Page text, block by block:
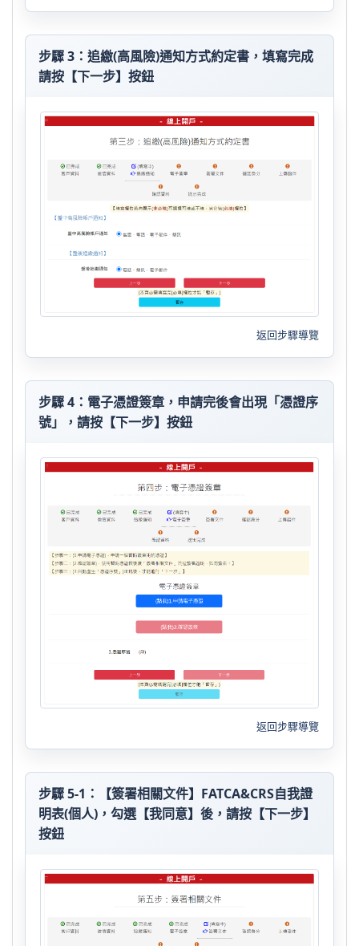
步驟 3：追繳(高風險)通知方式約定書，填寫完成
請按【下一步】按鈕
返回步驟導覽
步驟 4：電子憑證簽章，申請完後會出現「憑證序
號」，請按【下一步】按鈕
返回步驟導覽
步驟 5-1：【簽署相關文件】FATCA&CRS自我證
明表(個人)，勾選【我同意】後，請按【下一步】
按鈕